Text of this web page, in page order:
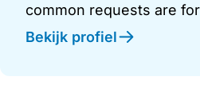
common requests are
Bekijk profiel